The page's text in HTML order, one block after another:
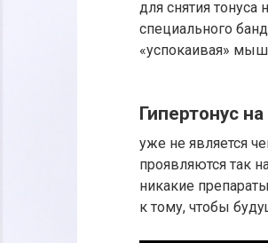
для снятия тонуса
специального
«успокаивая»
Гипертонус
уже не является
проявляются так
никакие
к тому, чтобы